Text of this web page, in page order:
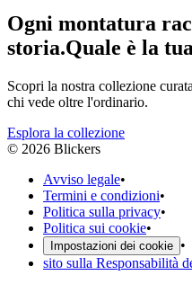
Ogni montatura
storia.Quale è la
Scopri la nostra collezione
chi vede oltre l'ordinario.
Esplora la collezione
© 2026 Blickers
Avviso legale•
Termini e condizioni•
Politica sulla privacy•
Politica sui cookie•
Impostazioni dei cookie •
sito sulla Responsabilità